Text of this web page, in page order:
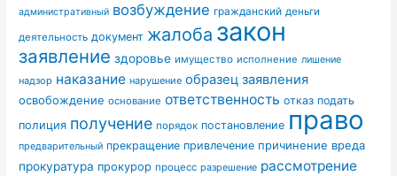
административный возбуждение гражданский деньги
деятельность документ жалоба закон
заявление здоровье имущество исполнение лишение
надзор наказание нарушение образец заявления
освобождение основание ответственность отказ подать
полиция получение порядок постановление право
предварительный прекращение привлечение причинение вреда
прокуратура прокурор процесс разрешение рассмотрение